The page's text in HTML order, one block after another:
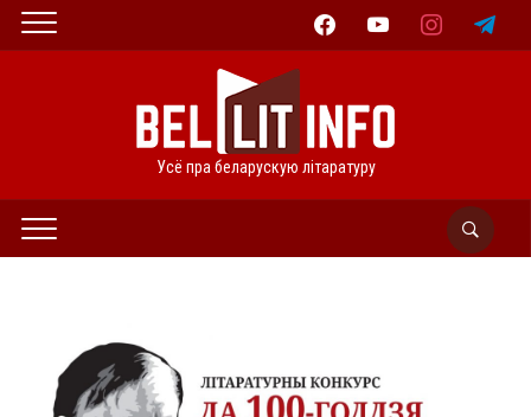
facebookyoutube instagramtelegram
Усё пра беларускую літаратуру